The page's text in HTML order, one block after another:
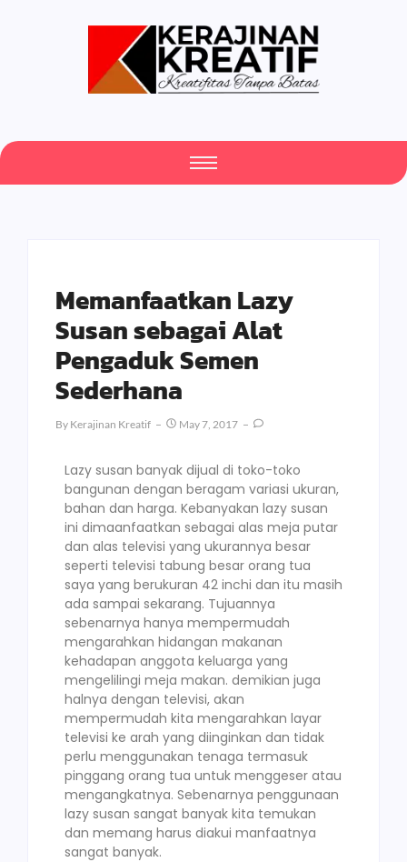
Memanfaatkan Lazy
Susan sebagai Alat
Pengaduk Semen
Sederhana
By Kerajinan Kreatif May 7, 2017
Lazy susan banyak dijual di toko-toko
bangunan dengan beragam variasi ukuran,
bahan dan harga. Kebanyakan lazy susan
ini dimaanfaatkan sebagai alas meja putar
dan alas televisi yang ukurannya besar
seperti televisi tabung besar orang tua
saya yang berukuran 42 inchi dan itu masih
ada sampai sekarang. Tujuannya
sebenarnya hanya mempermudah
mengarahkan hidangan makanan
kehadapan anggota keluarga yang
mengelilingi meja makan. demikian juga
halnya dengan televisi, akan
mempermudah kita mengarahkan layar
televisi ke arah yang diinginkan dan tidak
perlu menggunakan tenaga termasuk
pinggang orang tua untuk menggeser atau
mengangkatnya. Sebenarnya penggunaan
lazy susan sangat banyak kita temukan
dan memang harus diakui manfaatnya
sangat banyak.